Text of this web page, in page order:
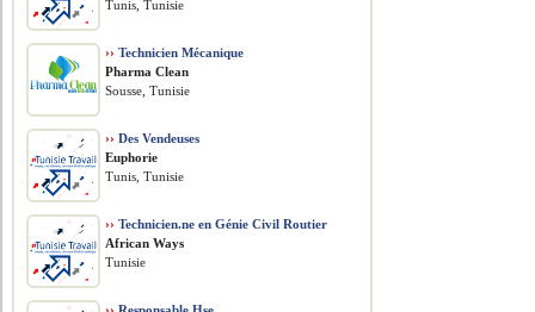
Tunis, Tunisie
›› Technicien Mécanique
Pharma Clean
Sousse, Tunisie
›› Des Vendeuses
Euphorie
Tunis, Tunisie
›› Technicien.ne en Génie Civil Routier
African Ways
Tunisie